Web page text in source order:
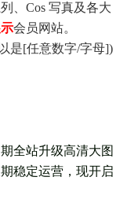
、Cos 写真及各大
会员网站。
是[任意数字/字母])
全站升级高清大图
稳定运营，现开启